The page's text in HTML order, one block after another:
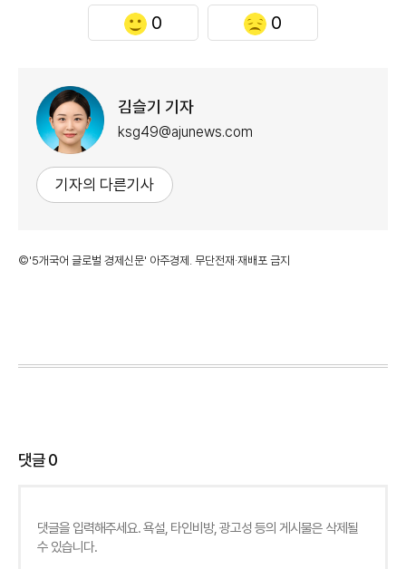
0 0
김슬기 기자
ksg49@ajunews.com
기자의 다른기사
©'5개국어 글로벌 경제신문' 아주경제. 무단전재·재배포 금지
댓글0